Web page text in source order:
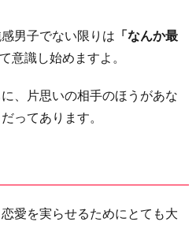
男子でない限りは 「なんか最
意識し始めますよ。
、片思いの相手のほうがあな
ってあります。
愛を実らせるためにとても大